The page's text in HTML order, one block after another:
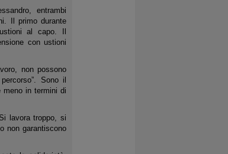
entrambi
Il primo durante
al capo. Il
con ustioni
non possono
Sono il
meno in termini di
lavora troppo, si
non garantiscono